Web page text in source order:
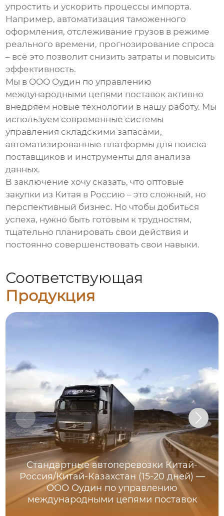
упростить и ускорить процессы импорта.
Например, автоматизация таможенного
оформления, отслеживание грузов в режиме
реального времени, прогнозирование спроса
– всё это позволит снизить затраты и повысить
эффективность.
Мы в ООО Оудин по управлению
международными цепями поставок активно
внедряем новые технологии в нашу работу. Мы
используем современные системы
управления складскими запасами,
автоматизированные платформы для поиска
поставщиков и инструменты для анализа
данных.
В заключение хочу сказать, что оптовые
закупки из Китая в Россию – это сложный, но
перспективный бизнес. Но чтобы добиться
успеха, нужно быть готовым к трудностям,
тщательно планировать свои действия и
постоянно совершенствовать свои навыки.
Соответствующая
Продукция
Стандартные автоперевозки Китай-
Россия/Китай-Казахстан (15-20 дней) —
ООО Оудин по управлению
международными цепями поставок